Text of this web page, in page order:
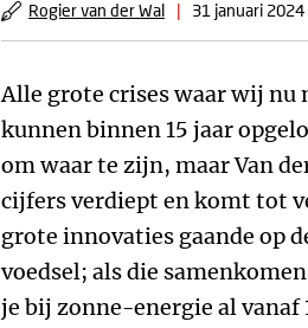
Rogier van der Wal | 31 januari 2024
Alle grote crises waar wij nu
kunnen binnen 15 jaar
om waar te zijn, maar Van
cijfers verdiept en komt tot
grote innovaties gaande op
voedsel; als die
je bij zonne-energie al vanaf